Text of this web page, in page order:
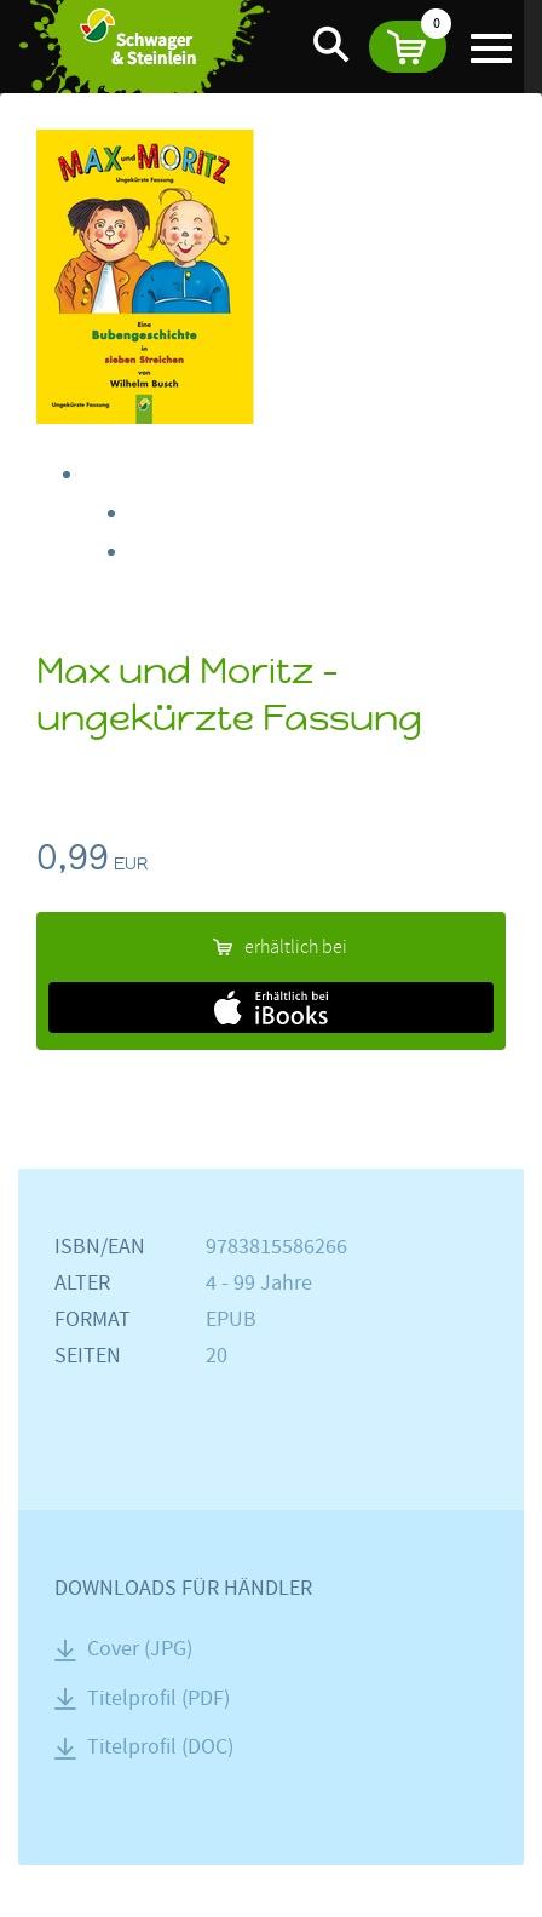
0
Max und Moritz -
ungekürzte Fassung
0,99 EUR
erhältlich bei
ISBN/EAN
9783815586266
ALTER
4 - 99 Jahre
FORMAT
EPUB
SEITEN
20
DOWNLOADS FÜR HÄNDLER
Cover (JPG)
Titelprofil (PDF)
Titelprofil (DOC)